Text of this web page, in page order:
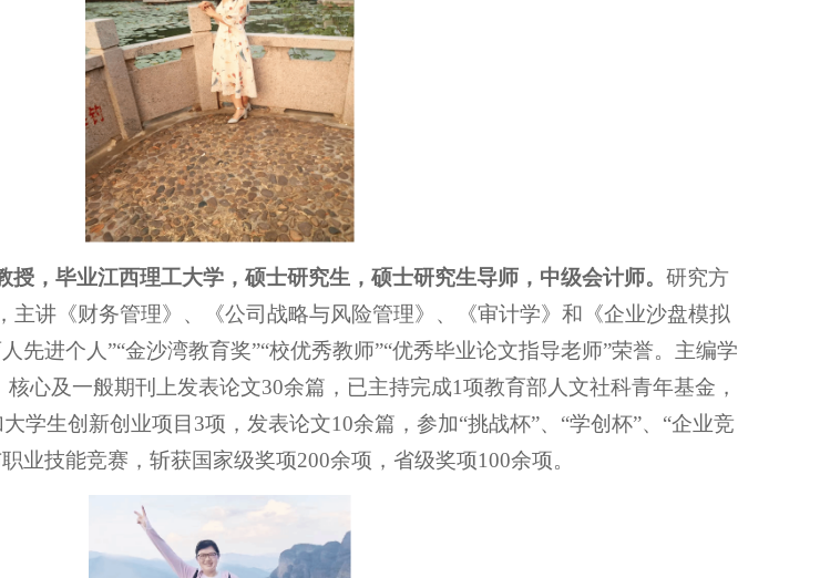
授，毕业江西理工大学，硕士研究生，硕士研究生导师，中级会计师。研究方
主讲《财务管理》、《公司战略与风险管理》、《审计学》和《企业沙盘模拟
先进个人”“金沙湾教育奖”“校优秀教师”“优秀毕业论文指导老师”荣誉。主编学
心及一般期刊上发表论文30余篇，已主持完成1项教育部人文社科青年基金，
学生创新创业项目3项，发表论文10余篇，参加“挑战杯”、“学创杯”、“企业竞
业技能竞赛，斩获国家级奖项200余项，省级奖项100余项。